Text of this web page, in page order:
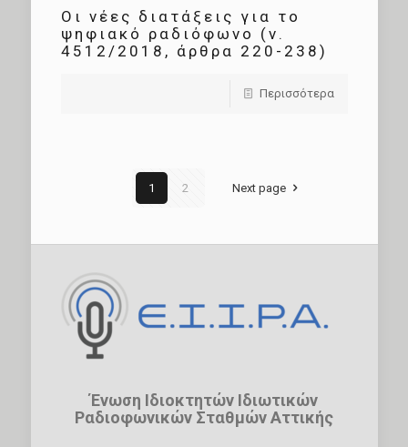
Oι νέες διατάξεις για το
ψηφιακό ραδιόφωνο (ν.
4512/2018, άρθρα 220-238)
Περισσότερα
1 2 Next page
Ένωση Ιδιοκτητών Ιδιωτικών
Ραδιοφωνικών Σταθμών Αττικής